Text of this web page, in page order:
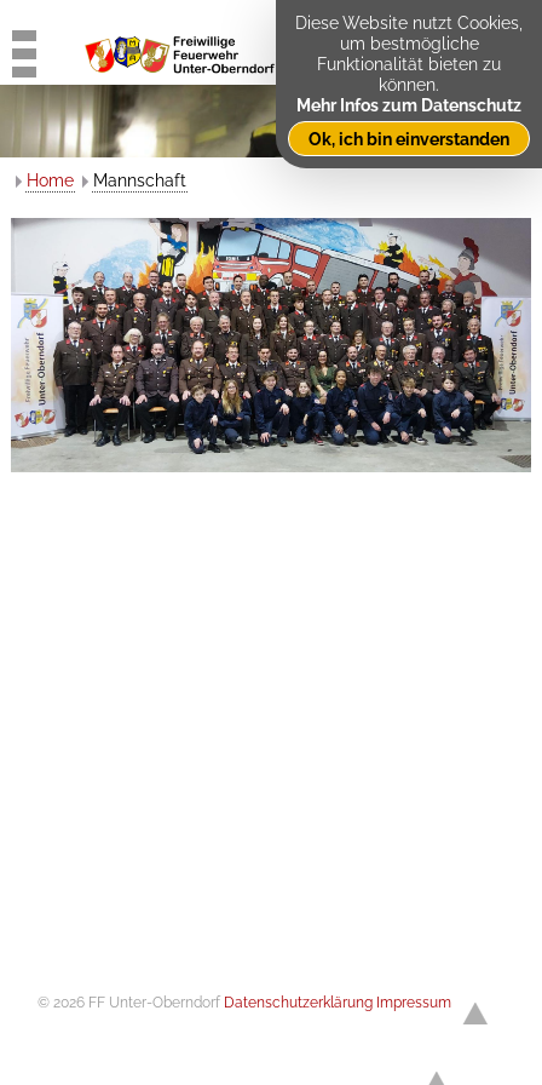
Home Mannschaft
© 2026 FF Unter-Oberndorf Datenschutzerklärung Impressum
Diese Website nutzt Cookies,
um bestmögliche
Funktionalität bieten zu
können.
Mehr Infos zum Datenschutz
Ok, ich bin einverstanden